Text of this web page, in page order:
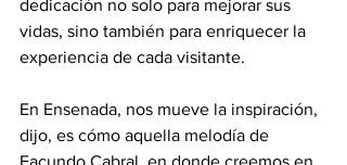
dedicación no solo para mejorar sus
vidas, sino también para enriquecer la
experiencia de cada visitante.
En Ensenada, nos mueve la inspiración,
dijo, es cómo aquella melodía de